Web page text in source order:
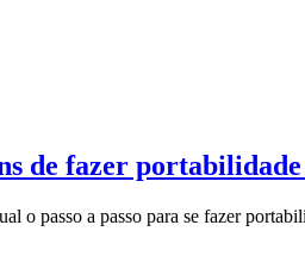
de fazer
o passo a passo para se fazer